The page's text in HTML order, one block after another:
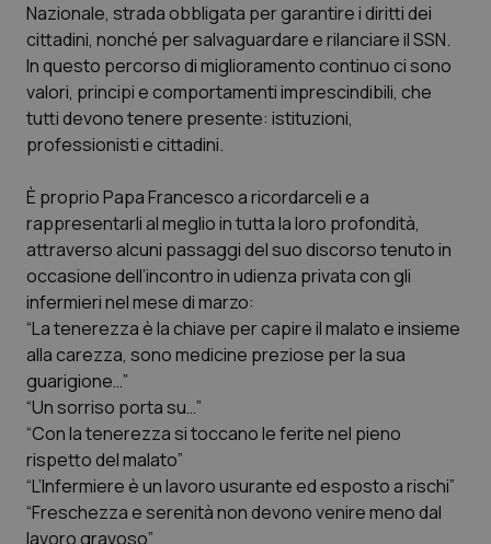
Emilia-Romagna
Friuli Venezia Giulia
Lazio
Liguria
Lombardia
Marche
Molise
Piemonte
Provincia Autonoma di Bolzano
Colesterolo & coronaropatie
Dermatite Atopica
Diabete & glucometri
Disturbi dell’umore
Dolore
Donna & Salute
Epatiti
HIV
Infezioni & Febbre
Nazionale, strada obbligata per garantire i diritti dei
cittadini, nonché per salvaguardare e rilanciare il SSN.
In questo percorso di miglioramento continuo ci sono
valori, principi e comportamenti imprescindibili, che
tutti devono tenere presente: istituzioni,
professionisti e cittadini.
È proprio Papa Francesco a ricordarceli e a
rappresentarli al meglio in tutta la loro profondità,
attraverso alcuni passaggi del suo discorso tenuto in
occasione dell’incontro in udienza privata con gli
infermieri nel mese di marzo:
“La tenerezza è la chiave per capire il malato e insieme
alla carezza, sono medicine preziose per la sua
guarigione…”
“Un sorriso porta su…”
“Con la tenerezza si toccano le ferite nel pieno
rispetto del malato”
“L’Infermiere è un lavoro usurante ed esposto a rischi”
“Freschezza e serenità non devono venire meno dal
lavoro gravoso”